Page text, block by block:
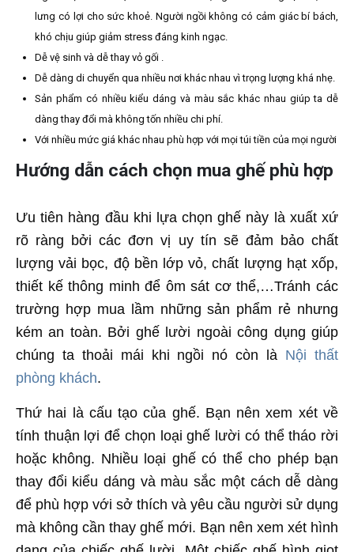
lưng có lợi cho sức khoẻ. Người ngồi không có cảm giác bí bách,
khó chịu giúp giảm stress đáng kinh ngạc.
Dễ vệ sinh và dễ thay vỏ gối .
Dễ dàng di chuyển qua nhiều nơi khác nhau vì trọng lượng khá nhẹ.
Sản phẩm có nhiều kiểu dáng và màu sắc khác nhau giúp ta dễ
dàng thay đổi mà không tốn nhiều chi phí.
Với nhiều mức giá khác nhau phù hợp với mọi túi tiền của mọi người
Hướng dẫn cách chọn mua ghế phù hợp
Ưu tiên hàng đầu khi lựa chọn ghế này là xuất xứ
rõ ràng bởi các đơn vị uy tín sẽ đảm bảo chất
lượng vải bọc, độ bền lớp vỏ, chất lượng hạt xốp,
thiết kế thông minh để ôm sát cơ thể,…Tránh các
trường hợp mua lầm những sản phẩm rẻ nhưng
kém an toàn. Bởi ghế lười ngoài công dụng giúp
chúng ta thoải mái khi ngồi nó còn là Nội thất
phòng khách.
Thứ hai là cấu tạo của ghế. Bạn nên xem xét về
tính thuận lợi để chọn loại ghế lười có thể tháo rời
hoặc không. Nhiều loại ghế có thể cho phép bạn
thay đổi kiểu dáng và màu sắc một cách dễ dàng
để phù hợp với sở thích và yêu cầu người sử dụng
mà không cần thay ghế mới. Bạn nên xem xét hình